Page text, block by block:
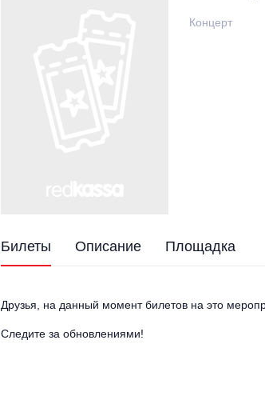
Концерт
Билеты Описание Площадка
Друзья, на данный момент билетов на это
Следите за обновлениями!